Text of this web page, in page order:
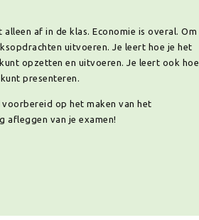
af in de klas. Economie is overal. Om
uitvoeren. Je leert hoe je het
opzetten en uitvoeren. Je leert ook hoe
presenteren.
op het maken van het
afleggen van je examen!